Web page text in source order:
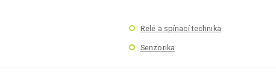
Relé a spínací technika
Senzorika